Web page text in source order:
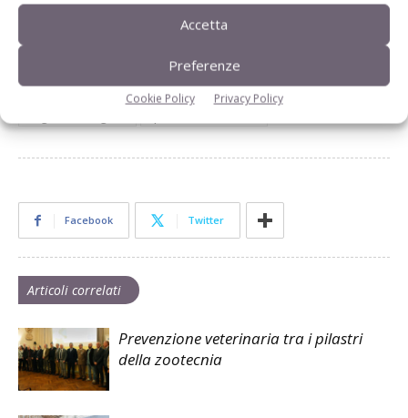
Accetta
Preferenze
Cookie Policy Privacy Policy
benessere animale ClassyFarm
corretta ventilazione
Facebook Twitter
Articoli correlati
Prevenzione veterinaria tra i pilastri
della zootecnia